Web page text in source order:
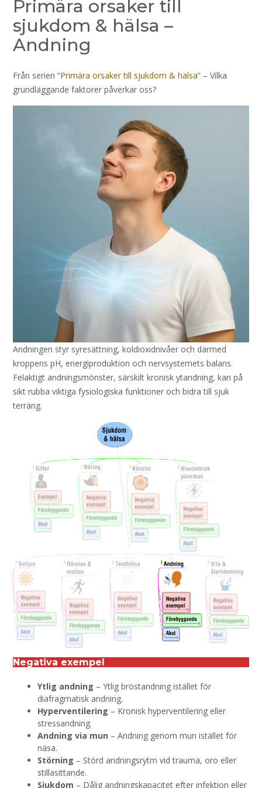
Primära orsaker till
sjukdom & hälsa –
Andning
Från serien “Primära orsaker till sjukdom & hälsa” – Vilka
grundläggande faktorer påverkar oss?
Andningen styr syresättning, koldioxidnivåer och därmed
kroppens pH, energiproduktion och nervsystemets balans.
Felaktigt andningsmönster, särskilt kronisk ytandning, kan på
sikt rubba viktiga fysiologiska funktioner och bidra till sjuk
terräng.
Negativa exempel
Ytlig andning – Ytlig bröstandning istället för
diafragmatisk andning.
Hyperventilering – Kronisk hyperventilering eller
stressandning.
Andning via mun – Andning genom mun istället för
näsa.
Störning – Störd andningsrytm vid trauma, oro eller
stillasittande.
Sjukdom – Dålig andningskapacitet efter infektion eller